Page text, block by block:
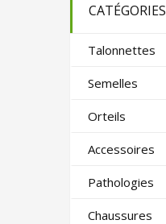
CATÉGORIES
Talonnettes
Semelles
Orteils
Accessoires
Pathologies
Chaussures